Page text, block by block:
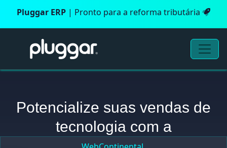
Pluggar ERP | Pronto para a reforma tributária
Potencialize suas vendas de
tecnologia com a